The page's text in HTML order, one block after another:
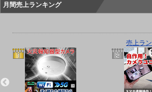
月間売上ランキング
売上ラ